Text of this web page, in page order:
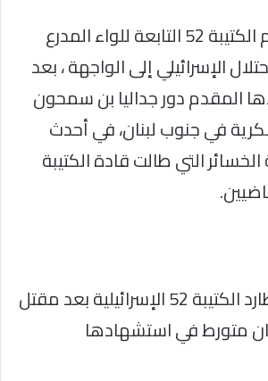
من جديد عاد اسم الكتيبة 52 التابعة للواء المدرع
الإسرائيلي إلى الواجهة ، بعد
المقدم دور جداليا بن سمحون
في جنوب لبنان، في أحدث
التي طالت قادة الكتيبة
دماء هند رجب تطارد الكتيبة 52 الإسرائيلية بعد مقتل
متورط في استشهادها